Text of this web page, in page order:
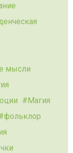
мысли
Магия
фольклор